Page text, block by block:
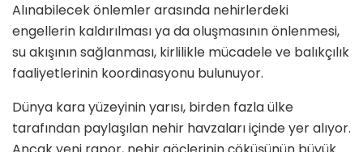
Alınabilecek önlemler arasında nehirlerdeki
engellerin kaldırılması ya da oluşmasının önlenmesi,
su akışının sağlanması, kirlilikle mücadele ve balıkçılık
faaliyetlerinin koordinasyonu bulunuyor.
Dünya kara yüzeyinin yarısı, birden fazla ülke
tarafından paylaşılan nehir havzaları içinde yer alıyor.